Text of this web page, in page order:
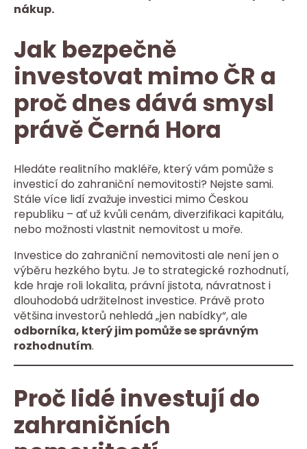
nákup.
Jak bezpečně
investovat mimo ČR a
proč dnes dává smysl
právě Černá Hora
Hledáte realitního makléře, který vám pomůže s
investicí do zahraniční nemovitosti? Nejste sami.
Stále více lidí zvažuje investici mimo Českou
republiku – ať už kvůli cenám, diverzifikaci kapitálu,
nebo možnosti vlastnit nemovitost u moře.
Investice do zahraniční nemovitosti ale není jen o
výběru hezkého bytu. Je to strategické rozhodnutí,
kde hraje roli lokalita, právní jistota, návratnost i
dlouhodobá udržitelnost investice. Právě proto
většina investorů nehledá „jen nabídky“, ale
odborníka, který jim pomůže se správným
rozhodnutím.
Proč lidé investují do
zahraničních